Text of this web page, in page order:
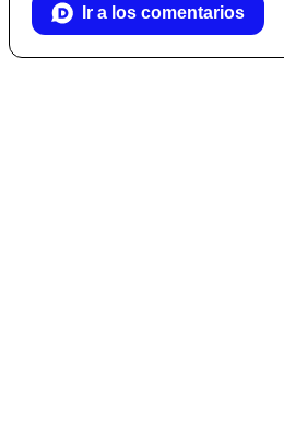
Ir a los comentarios